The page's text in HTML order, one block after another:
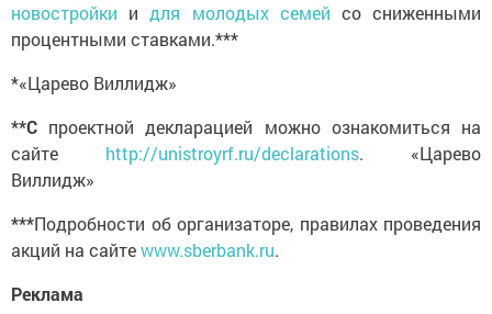
новостройки идля молодых семей со сниженными
процентными ставками.***
*«Царево Виллидж»
**C проектной декларацией можно ознакомиться на
сайте http://unistroyrf.ru/declarations. «Царево
Виллидж»
***Подробности об организаторе, правилах проведения
акций на сайтеwww.sberbank.ru.
Реклама